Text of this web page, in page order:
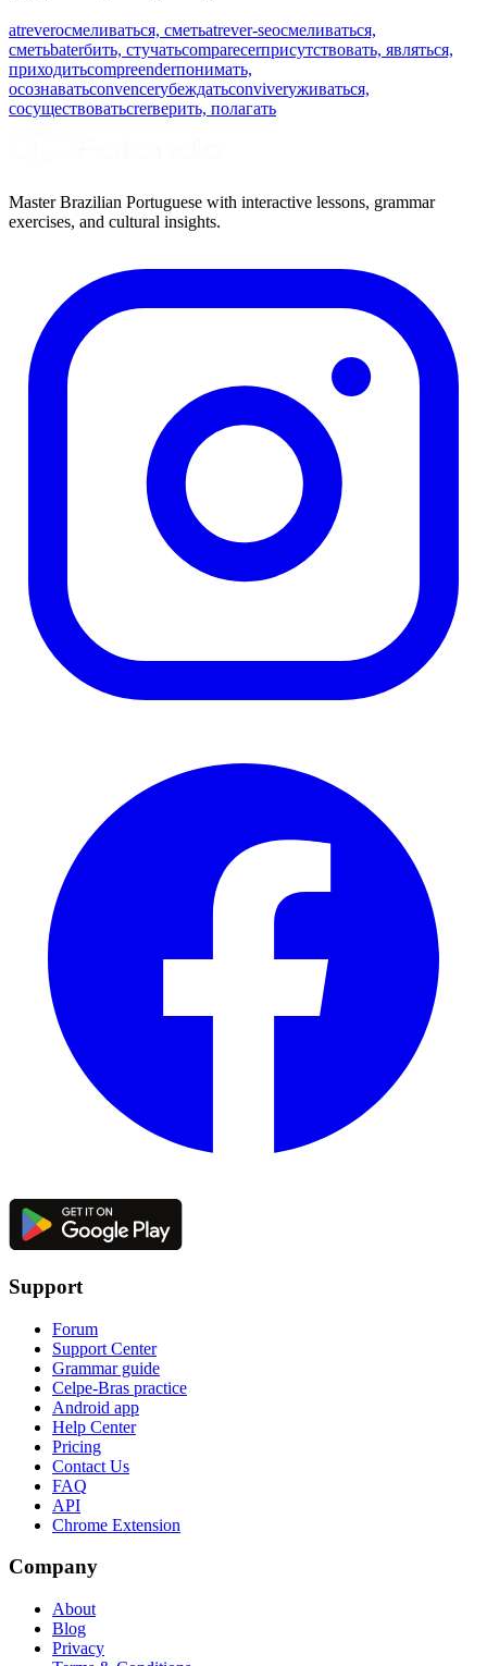
atreverосмеливаться, сметьatrever-seосмеливаться,
сметьbaterбить, стучатьcomparecerприсутствовать, являться,
приходитьcompreenderпонимать,
осознаватьconvencerубеждатьconviverуживаться,
сосуществоватьcrerверить, полагать
Master Brazilian Portuguese with interactive lessons, grammar
exercises, and cultural insights.
Support
Forum
Support Center
Grammar guide
Celpe-Bras practice
Android app
Help Center
Pricing
Contact Us
FAQ
API
Chrome Extension
Company
About
Blog
Privacy